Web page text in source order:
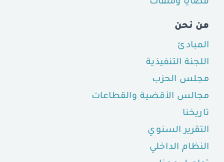
من نحن
المبادئ
اللجنة التنفيذية
مجلس الحزب
مجالس الأقضية والقطاعات
تاريخنا
التقرير السنوي
النظام الداخلي